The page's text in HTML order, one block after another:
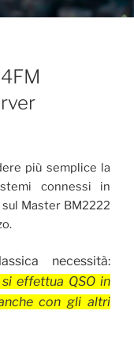
più semplice la
connessi in
sul Master BM2222
necessità:
effettua QSO in
con gli altri